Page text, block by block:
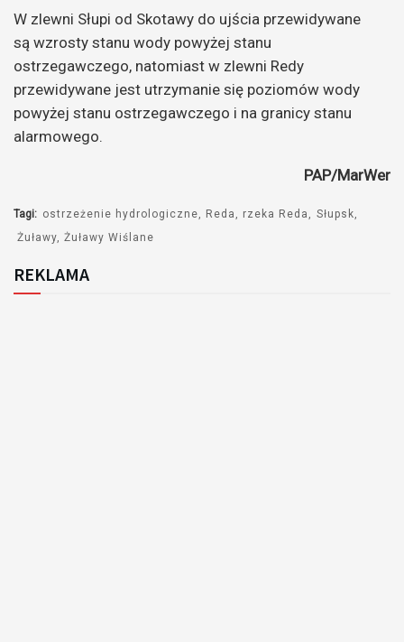
W zlewni Słupi od Skotawy do ujścia przewidywane
są wzrosty stanu wody powyżej stanu
ostrzegawczego, natomiast w zlewni Redy
przewidywane jest utrzymanie się poziomów wody
powyżej stanu ostrzegawczego i na granicy stanu
alarmowego.
PAP/MarWer
Tagi: ostrzeżenie hydrologiczne Reda rzeka Reda
Słupsk
Żuławy Żuławy Wiślane
REKLAMA